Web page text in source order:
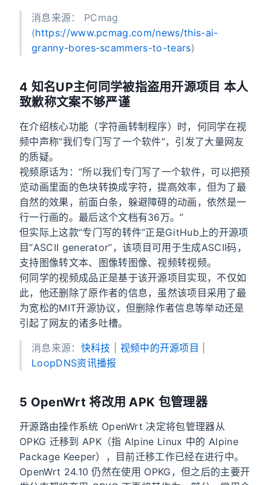
消息来源： PCmag
(https://www.pcmag.com/news/this-ai-
granny-bores-scammers-to-tears)
4 知名UP主何同学被指盗用开源项目 本人
致歉称文案不够严谨
在介绍核心功能（字符画转制程序）时，何同学在视
频中声称“我们专门写了一个软件”，引发了大量网友
的质疑。
视频原话为：“所以我们专门写了一个软件，可以把预
览动画里面的色块转换成字符，提高效率，但为了最
自然的效果，前面白条，躲避障碍的动画，依然是一
行一行画的。最后这个文档有36万。”
但实际上这款“专门写的转件”正是GitHub上的开源项
目“ASCII generator”，该项目可用于生成ASCII码，
支持图像转文本、图像转图像、视频转视频。
何同学的视频成品正是基于该开源项目实现，不仅如
此，他还删除了原作者的信息，虽然该项目采用了最
为宽松的MIT开源协议，但删除作者信息等举动还是
引起了网友的诸多吐槽。
消息来源： 快科技 视频中的开源项目
LoopDNS资讯播报
5 OpenWrt 将改用 APK 包管理器
开源路由操作系统 OpenWrt 决定将包管理器从
OPKG 迁移到 APK（指 Alpine Linux 中的 Alpine
Package Keeper），目前迁移工作已经在进行中。
OpenWrt 24.10 仍然在使用 OPKG，但之后的主要开